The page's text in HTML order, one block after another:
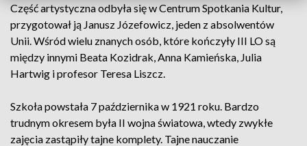
Część artystyczna odbyła się w Centrum Spotkania Kultur,
przygotował ją Janusz Józefowicz, jeden z absolwentów
Unii. Wśród wielu znanych osób, które kończyły III LO są
między innymi Beata Kozidrak, Anna Kamieńska, Julia
Hartwig i profesor Teresa Liszcz.
Szkoła powstała 7 października w 1921 roku. Bardzo
trudnym okresem była II wojna światowa, wtedy zwykłe
zajęcia zastąpiły tajne komplety. Tajne nauczanie